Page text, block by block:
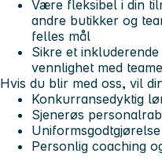
Være fleksibel i din
andre butikker og
felles mål
Sikre et
vennlighet med
Hvis du blir med oss, vil
Konkurransedyktig
Sjenerøs
Uniformsgodtgjørelse
Personlig coaching